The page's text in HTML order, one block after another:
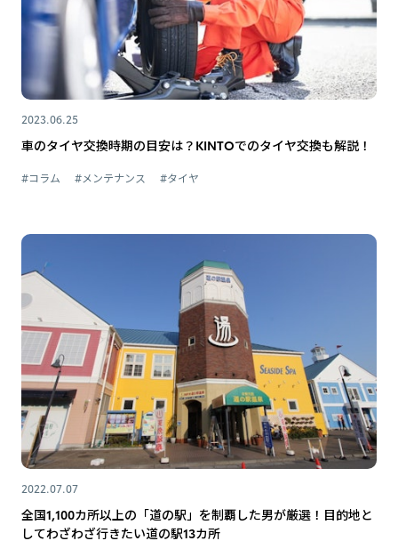
2023.06.25
車のタイヤ交換時期の目安は？KINTOでのタイヤ交換も解説！
#コラム #メンテナンス #タイヤ
2022.07.07
全国1,100カ所以上の「道の駅」を制覇した男が厳選！目的地と
してわざわざ行きたい道の駅13カ所